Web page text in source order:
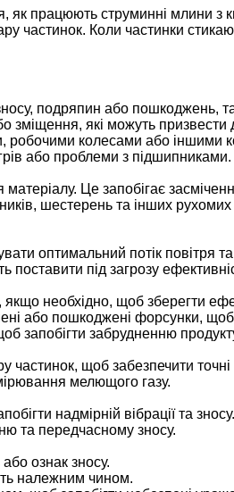
як працюють струминні млини
частинок. Коли частинки
подряпин або пошкоджень,
зміщення, які можуть
робочими колесами або іншими
або проблеми з підшипниками.
Це запобігає
шестерень та інших рухомих
оптимальний потік повітря
поставити під загрозу
якщо необхідно, щоб зберегти
або пошкоджені форсунки,
запобігти забрудненню
частинок, щоб забезпечити
мелющого газу.
надмірній вібрації та зносу.
та передчасному зносу.
ознак зносу.
належним чином.